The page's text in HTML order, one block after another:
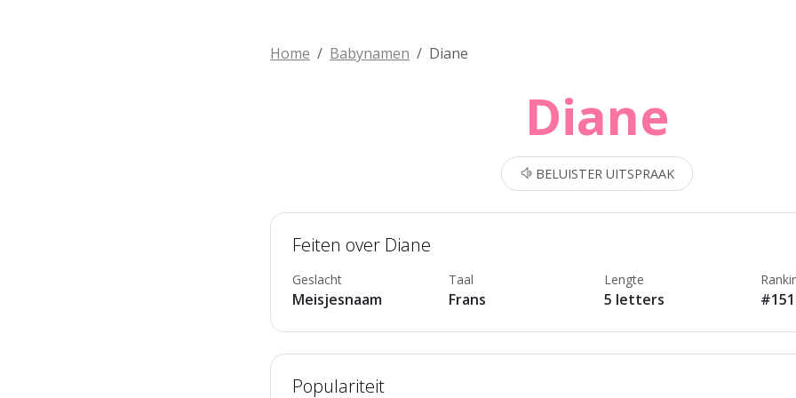
Home Babynamen Diane
Diane
BELUISTER UITSPRAAK
Feiten over Diane
Geslacht
Meisjesnaam
Taal
Frans
Lengte
5 letters
Populariteit